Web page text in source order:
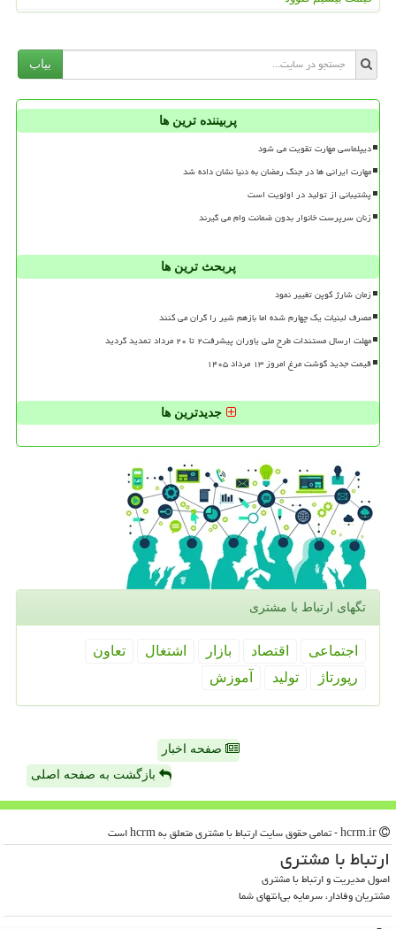
بیاب
پربیننده ترین ها
دیپلماسی مهارت تقویت می شود
مهارت ایرانی ها در جنگ رمضان به دنیا نشان داده شد
پشتیبانی از تولید در اولویت است
زنان سرپرست خانوار بدون ضمانت وام می گیرند
پربحث ترین ها
زمان شارژ کوپن تغییر نمود
مصرف لبنیات یک چهارم شده اما بازهم شیر را گران می کنند
مهلت ارسال مستندات طرح ملی یاوران پیشرفت۲ تا ۲۰ مرداد تمدید گردید
قیمت جدید گوشت مرغ امروز ۱۳ مرداد ۱۴۰۵
جدیدترین ها
تگهای ارتباط با مشتری
اجتماعی اقتصاد بازار اشتغال
تعاون
رپورتاژ
تولید آموزش
صفحه اخبار
بازگشت به صفحه اصلی
ارتباط با مشتری
اصول مدیریت و ارتباط با مشتری
مشتریان وفادار، سرمایه بی‌انتهای شما